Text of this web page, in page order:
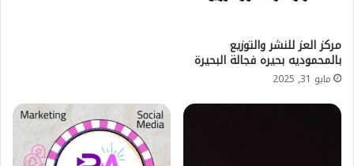
مركز العز للنشر والتوزيع
بالمحموديه بحيره فجالة البحيرة
مايو 31, 2025